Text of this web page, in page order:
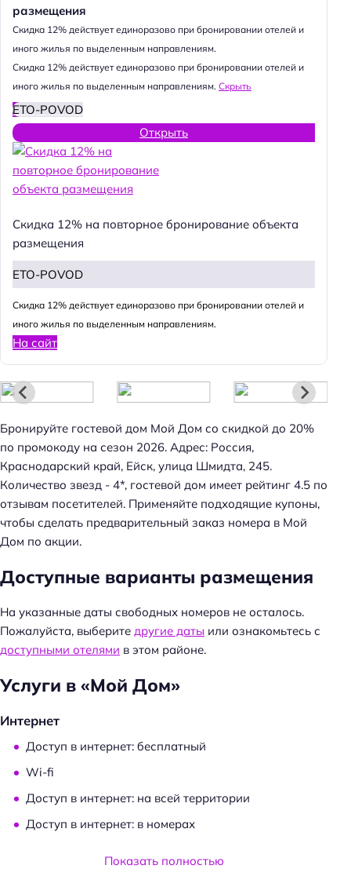
размещения
Cкидка 12% действует единоразово при бронировании отелей и
иного жилья по выделенным направлениям.
Cкидка 12% действует единоразово при бронировании отелей и
иного жилья по выделенным направлениям. Скрыть
ETO-POVOD
Открыть
Скидка 12% на повторное бронирование объекта
размещения
ETO-POVOD
Cкидка 12% действует единоразово при бронировании отелей и
иного жилья по выделенным направлениям.
На сайт
Бронируйте гостевой дом Мой Дом со скидкой до 20%
по промокоду на сезон 2026. Адрес: Россия,
Краснодарский край, Ейск, улица Шмидта, 245.
Количество звезд - 4*, гостевой дом имеет рейтинг 4.5 по
отзывам посетителей. Применяйте подходящие купоны,
чтобы сделать предварительный заказ номера в Мой
Дом по акции.
Доступные варианты размещения
На указанные даты свободных номеров не осталось.
Пожалуйста, выберите другие даты или ознакомьтесь с
доступными отелями в этом районе.
Услуги в «Мой Дом»
Интернет
Доступ в интернет: бесплатный
Wi-fi
Доступ в интернет: на всей территории
Доступ в интернет: в номерах
Услуги и удобстваПоказать полностью
а
й
т
: